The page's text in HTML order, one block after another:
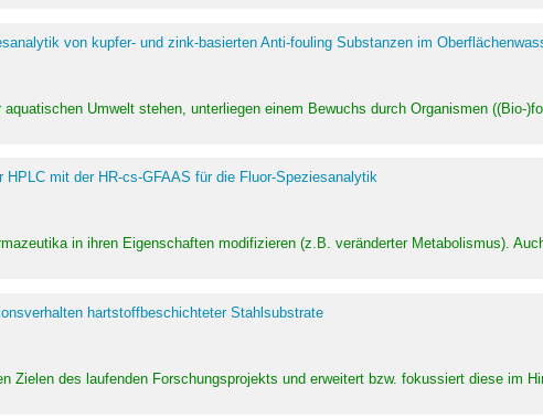
von kupfer- und zink-basierten Anti-fouling Substanzen im
Umwelt stehen, unterliegen einem Bewuchs durch Organismen ((Bio-
mit der HR-cs-GFAAS für die Fluor-Speziesanalytik
in ihren Eigenschaften modifizieren (z.B. veränderter Metabolismus).
hartstoffbeschichteter Stahlsubstrate
Zielen des laufenden Forschungsprojekts und erweitert bzw. fokussiert diese im